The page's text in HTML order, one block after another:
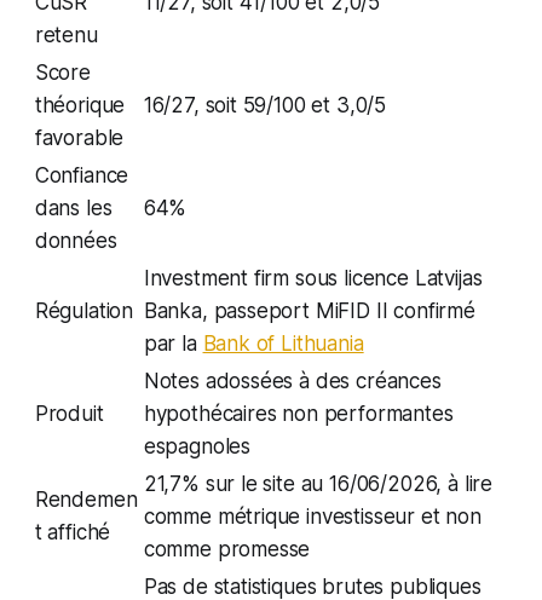
retenu
Score
théorique
favorable
16/27, soit 59/100 et 3,0/5
Confiance
dans les
données
64%
Régulation
Investment firm sous licence Latvijas
Banka, passeport MiFID II confirmé
par la Bank of Lithuania
Produit
Notes adossées à des créances
hypothécaires non performantes
espagnoles
Rendemen
t affiché
21,7% sur le site au 16/06/2026, à lire
comme métrique investisseur et non
comme promesse
Pas de statistiques brutes publiques